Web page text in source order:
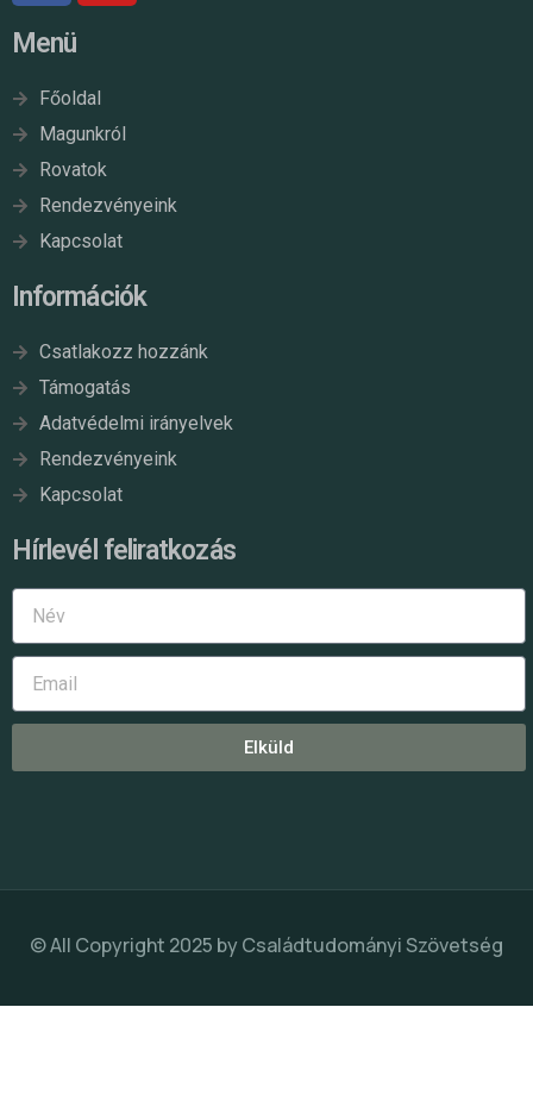
Menü
Főoldal
Magunkról
Rovatok
Rendezvényeink
Kapcsolat
Információk
Csatlakozz hozzánk
Támogatás
Adatvédelmi irányelvek
Rendezvényeink
Kapcsolat
Hírlevél feliratkozás
Elküld
© All Copyright 2025 byCsaládtudományi Szövetség